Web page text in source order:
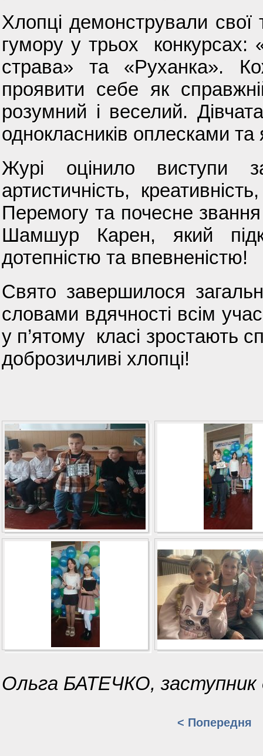
Хлопці демонстрували свої
гумору у трьох конкурсах:
страва» та «Руханка».
проявити себе як
розумний і веселий.
однокласників оплесками
Журі оцінило виступи
артистичність,
Перемогу та почесне
Шамшур Карен, який
дотепністю та впевненістю!
Свято завершилося
словами вдячності всім
у п’ятому класі зростають
доброзичливі хлопці!
Ольга БАТЕЧКО, заступник
< Попередня